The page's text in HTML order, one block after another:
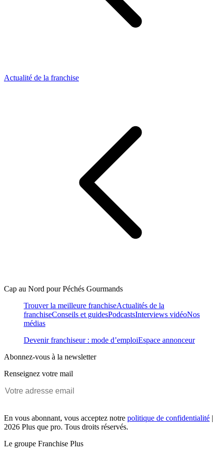
Actualité de la franchise
Cap au Nord pour Péchés Gourmands
Trouver la meilleure franchiseActualités de la
franchiseConseils et guidesPodcastsInterviews vidéoNos
médias
Devenir franchiseur : mode d’emploiEspace annonceur
Abonnez-vous à la newsletter
Renseignez votre mail
En vous abonnant, vous acceptez notre politique de confidentialité |
2026 Plus que pro. Tous droits réservés.
Le groupe Franchise Plus